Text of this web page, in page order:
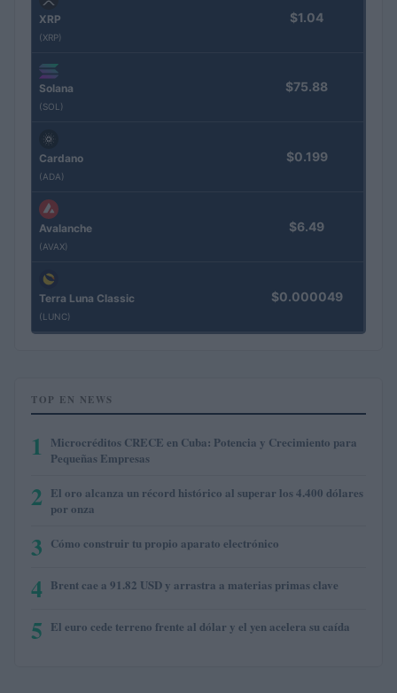
XRP
(XRP)
$1.04
Solana
(SOL)
$75.88
Cardano
(ADA)
$0.199
Avalanche
(AVAX)
$6.49
Terra Luna Classic
(LUNC)
$0.000049
TOP EN NEWS
1
Microcréditos CRECE en Cuba: Potencia y Crecimiento para
Pequeñas Empresas
2 El oro alcanza un récord histórico al superar los 4.400 dólares
por onza
3 Cómo construir tu propio aparato electrónico
4 Brent cae a 91.82 USD y arrastra a materias primas clave
5 El euro cede terreno frente al dólar y el yen acelera su caída